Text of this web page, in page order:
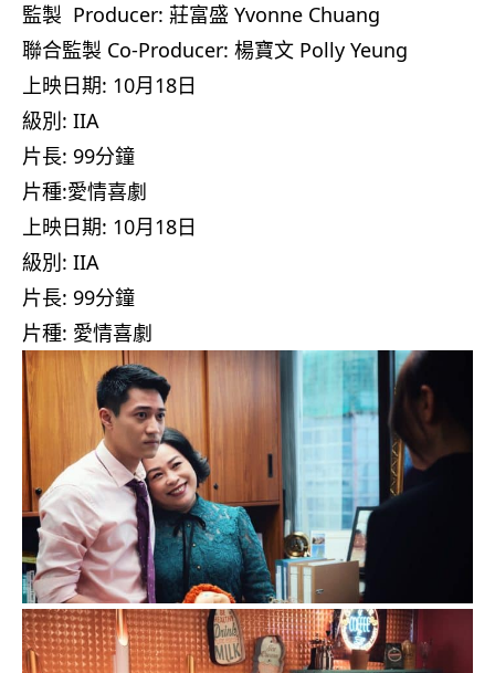
監製 Producer: 莊富盛 Yvonne Chuang
聯合監製 Co-Producer: 楊寶文 Polly Yeung
上映日期: 10月18日
級別: IIA
片長: 99分鐘
片種:愛情喜劇
上映日期: 10月18日
級別: IIA
片長: 99分鐘
片種: 愛情喜劇